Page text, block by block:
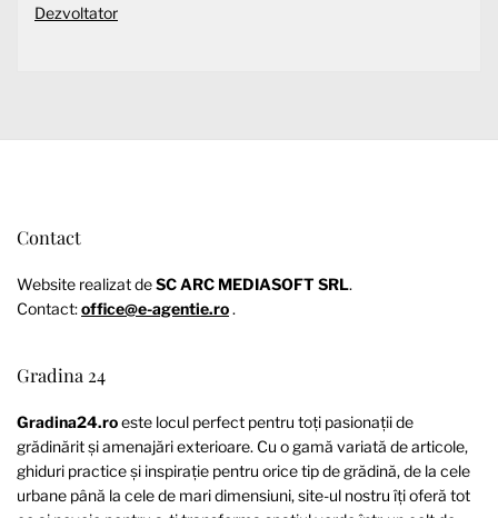
Dezvoltator
Contact
Website realizat deSC ARC MEDIASOFT SRL.
Contact:office@e-agentie.ro.
Gradina 24
Gradina24.roeste locul perfect pentru toți pasionații de
grădinărit și amenajări exterioare. Cu o gamă variată de articole,
ghiduri practice și inspirație pentru orice tip de grădină, de la cele
urbane până la cele de mari dimensiuni, site-ul nostru îți oferă tot